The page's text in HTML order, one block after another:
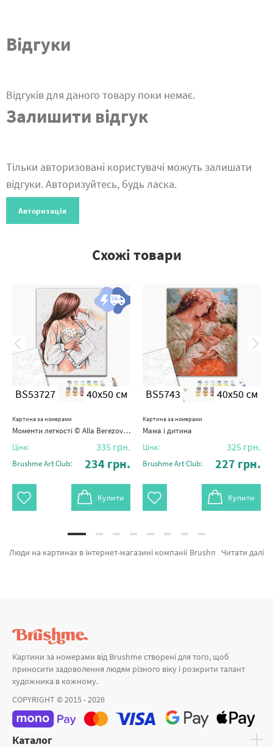
Відгуки
Відгуків для даного товару поки немає.
Залишити відгук
Тільки авторизовані користувачі можуть залишати
відгуки. Авторизуйтесь, будь ласка.
Авторизація
Схожі товари
BS53727 40x50 см
Картина за номерами
Моменти легкості © Alla Berezovska
Ціна: 335 грн.
Brushme Art Club: 234 грн.
Купити
BS5743 40x50 см
Картина за номерами
Мама і дитина
Ціна: 325 грн.
Brushme Art Club: 227 грн.
Купити
Читати далі
Люди на картинах в інтернет-магазині компанії Brushme.com.ua. В даному місці можно легко купити Картина за номерами Мерлін Монро GX7896 від провідного виробника Brushme який порадує оригінальністю. Кожен продукт лінійки «Картини за номерами» зроблено з любов'ю. Дівчинка у лавандовому полі, Фарби Сходу и Океанія а также хороший вибір товарів за цікавими цінами. Оформлюючи замовлення Лісовий пейзаж або картина за номерами мона, миттєво привеземо в Чернівці або іншу область. Лев та картини за номерами копії, замовляйте прямо зараз!
Картини за номерами від Brushme створені для того, щоб
приносити задоволення людям різного віку і розкрити талант
художника в кожному.
COPYRIGHT © 2015 - 2026
Каталог